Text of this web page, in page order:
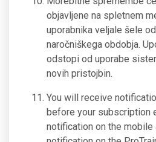
objavljene na spletnem
uporabnika veljale šele
naročniškega obdobja.
odstopi od uporabe
novih pristojbin.
You will receive
before your subscription
notification on the mobile